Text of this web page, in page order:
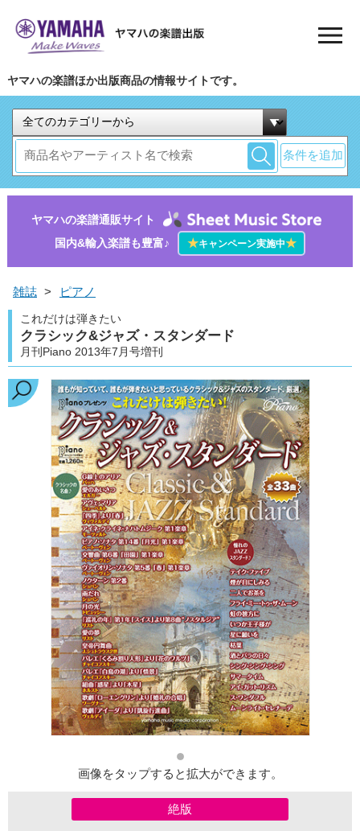
ヤマハの楽譜ほか出版商品の情報サイトです。
条件を追加
ヤマハの楽譜通販サイト
国内&輸入楽譜も豊富♪
★キャンペーン実施中★
雑誌 > ピアノ
これだけは弾きたい
クラシック&ジャズ・スタンダード
月刊Piano 2013年7月号増刊
画像をタップすると拡大ができます。
絶版